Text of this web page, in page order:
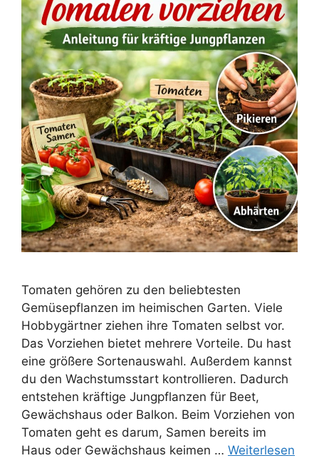
Tomaten gehören zu den beliebtesten
Gemüsepflanzen im heimischen Garten. Viele
Hobbygärtner ziehen ihre Tomaten selbst vor.
Das Vorziehen bietet mehrere Vorteile. Du hast
eine größere Sortenauswahl. Außerdem kannst
du den Wachstumsstart kontrollieren. Dadurch
entstehen kräftige Jungpflanzen für Beet,
Gewächshaus oder Balkon. Beim Vorziehen von
Tomaten geht es darum, Samen bereits im
Haus oder Gewächshaus keimen … Weiterlesen